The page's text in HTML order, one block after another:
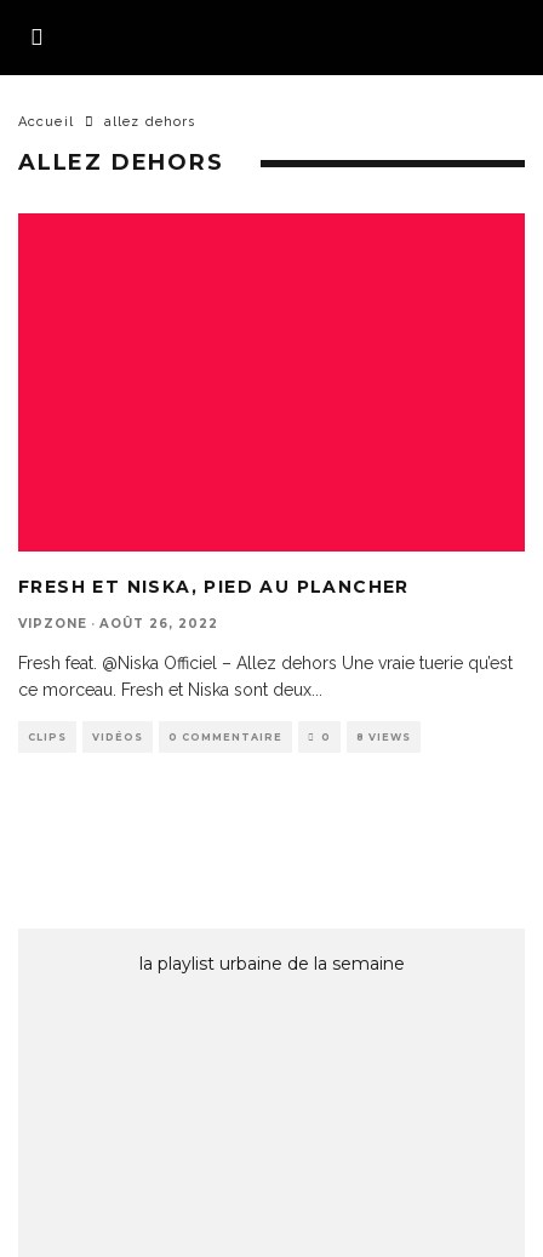
Accueil allez dehors
ALLEZ DEHORS
FRESH ET NISKA, PIED AU PLANCHER
VIPZONE · AOÛT 26, 2022
Fresh feat. @Niska Officiel – Allez dehors Une vraie tuerie qu’est
ce morceau. Fresh et Niska sont deux
CLIPS VIDÉOS 0 COMMENTAIRE 0 8 VIEWS
la playlist urbaine de la semaine